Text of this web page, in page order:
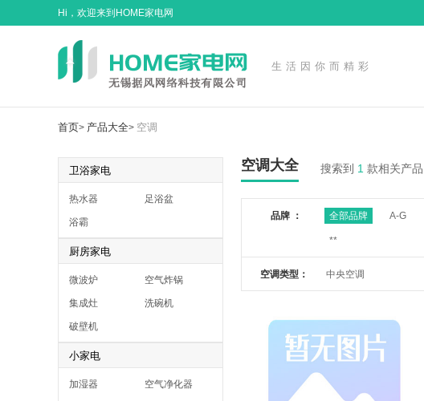
Hi，欢迎来到HOME家电网
生活因你而精彩
首页> 产品大全> 空调
卫浴家电
热水器 足浴盆
浴霸
厨房家电
微波炉 空气炸锅
集成灶 洗碗机
破壁机
小家电
加湿器 空气净化器
空调大全 搜索到 1 款相关产品
品牌 ： 全部品牌 A-G
**
空调类型： 中央空调